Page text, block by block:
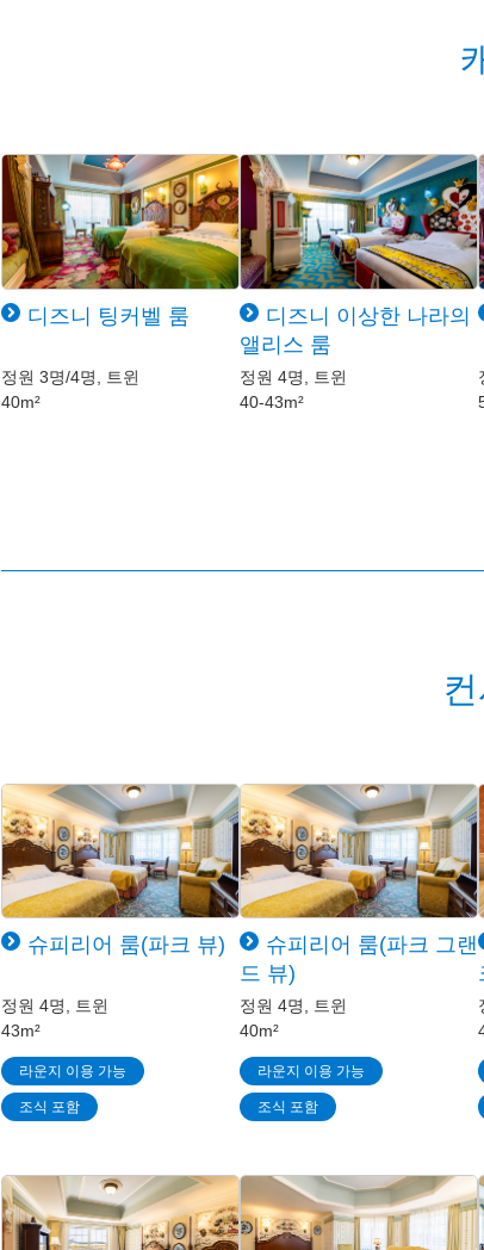
디즈니 팅커벨 룸
정원 3명/4명, 트윈
40m²
디즈니 이상한 나라의
앨리스 룸
정원 4명, 트윈
40-43m²
슈피리어 룸(파크 뷰)
정원 4명, 트윈
43m²
라운지 이용 가능
조식 포함
슈피리어 룸(파크 그랜
드 뷰)
정원 4명, 트윈
40m²
라운지 이용 가능
조식 포함